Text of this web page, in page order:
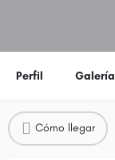
Perfil Galería
Cómo llegar